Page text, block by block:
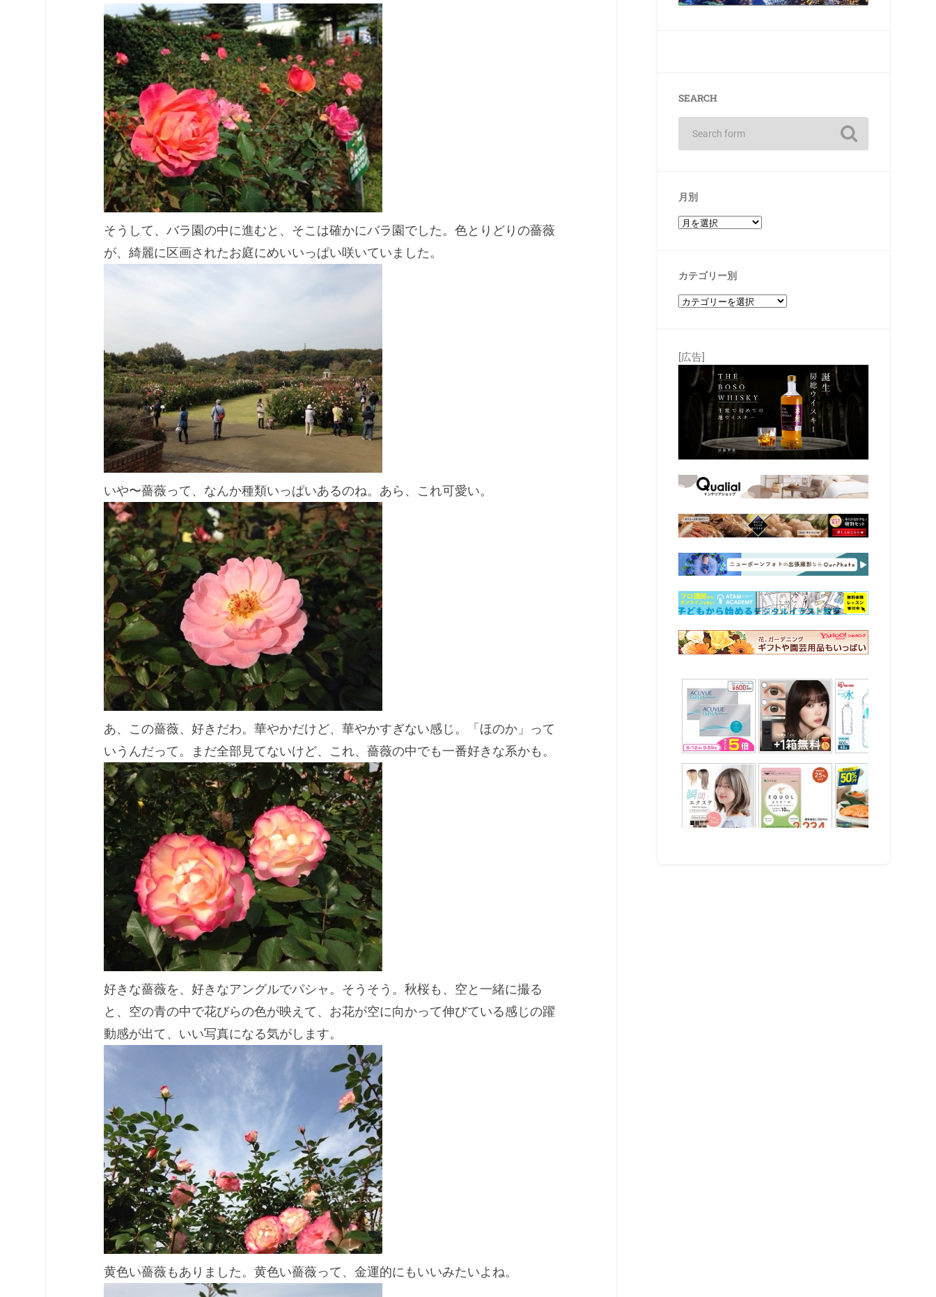
そうして、バラ園の中に進むと、そこは確かにバラ園でした。色とりどりの薔薇
が、綺麗に区画されたお庭にめいいっぱい咲いていました。
いや〜薔薇って、なんか種類いっぱいあるのね。あら、これ可愛い。
あ、この薔薇、好きだわ。華やかだけど、華やかすぎない感じ。「ほのか」って
いうんだって。まだ全部見てないけど、これ、薔薇の中でも一番好きな系かも。
好きな薔薇を、好きなアングルでパシャ。そうそう。秋桜も、空と一緒に撮る
と、空の青の中で花びらの色が映えて、お花が空に向かって伸びている感じの躍
動感が出て、いい写真になる気がします。
黄色い薔薇もありました。黄色い薔薇って、金運的にもいいみたいよね。
SEARCH
月別
カテゴリー別
[広告]